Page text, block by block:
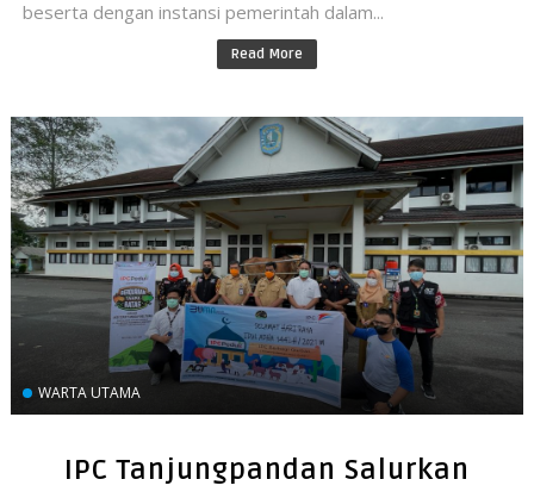
beserta dengan instansi pemerintah dalam...
Read More
WARTA UTAMA
IPC Tanjungpandan Salurkan